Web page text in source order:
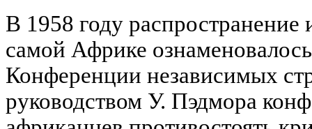
В 1958 году
самой Африке
Конференции независимых
руководством У. Пэдмора